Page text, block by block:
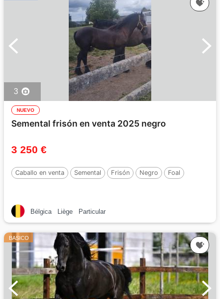
3
NUEVO
Semental frisón en venta 2025 negro
3 250 €
Caballo en venta Semental Frisón Negro Foal
Bélgica Liège Particular
BASICO